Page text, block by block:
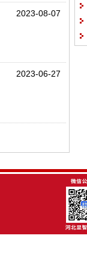
2023-08-07
2023-06-27